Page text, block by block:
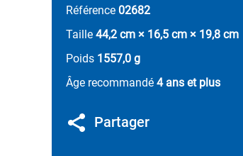
Référence 02682
Taille 44,2 cm × 16,5 cm × 19,8 cm
Poids 1557,0 g
Âge recommandé 4 ans et plus
Partager